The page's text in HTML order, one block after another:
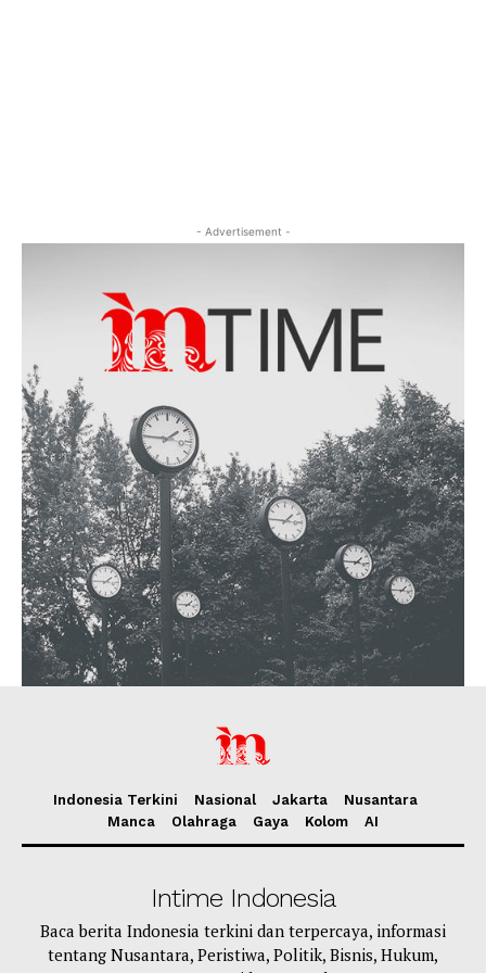
- Advertisement -
Indonesia Terkini Nasional Jakarta
Nusantara
Manca
Olahraga Gaya Kolom AI
Intime Indonesia
Baca berita Indonesia terkini dan terpercaya, informasi
tentang Nusantara, Peristiwa, Politik, Bisnis, Hukum,